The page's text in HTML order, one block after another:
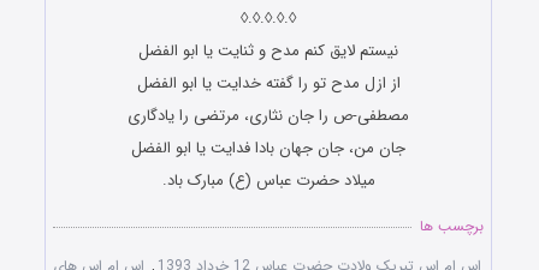
◊.◊.◊.◊.◊
نیستم لایق کنم مدح و ثنایت یا ابو الفضل
از ازل مدح تو را گفته خدایت یا ابو الفضل
مصطفی-ص را جان نثاری، مرتضی را یادگاری
جان من، جان جهان بادا فدایت یا ابو الفضل
میلاد حضرت عباس (ع) مبارک باد.
برچسب ها